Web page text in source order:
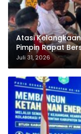
Atasi
Pimpin Rapat
Pertamina
Juli 31, 2026